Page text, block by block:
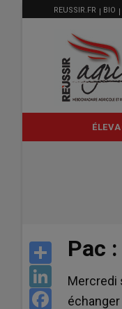
MENU
FILIÈRE
REUSSIR.FR BIO
Share
LinkedIn
Facebook
Pac
Mercredi